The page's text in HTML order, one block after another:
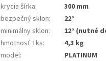
krycia šírka:
300 mm
bezpečný sklon:
22°
minimálny sklon:
12° (nutné
hmotnosť 1ks:
4,3 kg
model:
PLATINUM